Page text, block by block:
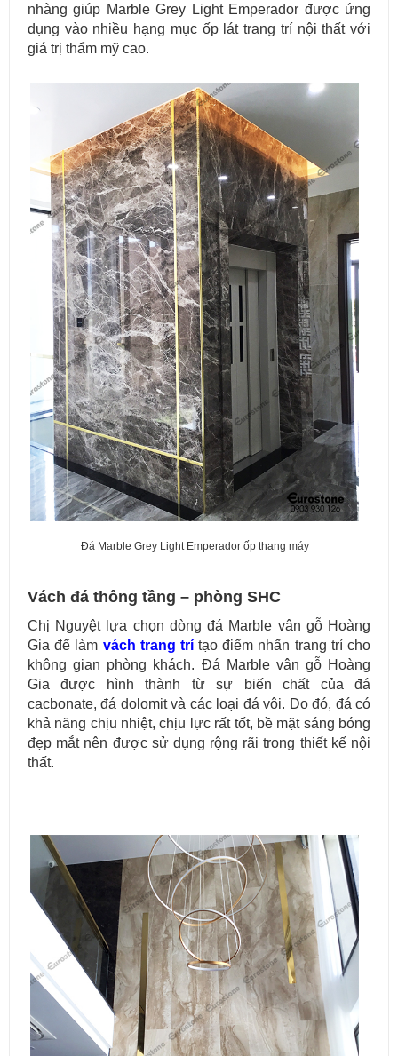
nhàng giúp Marble Grey Light Emperador được ứng
dụng vào nhiều hạng mục ốp lát trang trí nội thất với
giá trị thẩm mỹ cao.
Đá Marble Grey Light Emperador ốp thang máy
Vách đá thông tầng – phòng SHC
Chị Nguyệt lựa chọn dòng đá Marble vân gỗ Hoàng
Gia để làm vách trang trítạo điểm nhấn trang trí cho
không gian phòng khách. Đá Marble vân gỗ Hoàng
Gia được hình thành từ sự biến chất của đá
cacbonate, đá dolomit và các loại đá vôi. Do đó, đá có
khả năng chịu nhiệt, chịu lực rất tốt, bề mặt sáng bóng
đẹp mắt nên được sử dụng rộng rãi trong thiết kế nội
thất.